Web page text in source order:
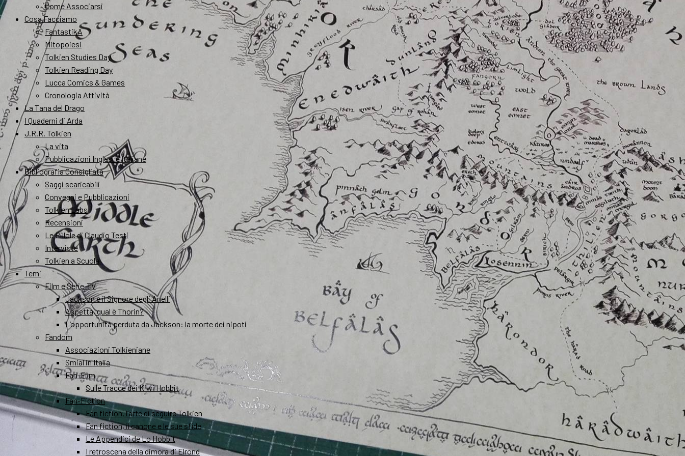
Come Associarsi
Cosa Facciamo
FantastikA
Mitopoiesi
Tolkien Studies Day
Tolkien Reading Day
Lucca Comics & Games
Cronologia Attività
La Tana del Drago
I Quaderni di Arda
J.R.R. Tolkien
La vita
Pubblicazioni Inglesi e Italiane
Bibliografia Consigliata
Saggi scaricabili
Convegni e Pubblicazioni
Tolkien Labs
Recensioni
Le Pillole di Claudio Testi
Interviste
Tolkien a Scuola
Temi
Film e Serie-TV
Jackson e il Signore degli Anelli
Aspetta, qual è Thorin?
L’opportunità perduta da Jackson: la morte dei nipoti
Fandom
Associazioni Tolkieniane
Smial in Italia
Fan-Film
Sulle Tracce dei Kiwi Hobbit
Fan-Fiction
Fan fiction, l’arte di seguire Tolkien
Fan fiction, il canone e le sue sfide
Le Appendici de Lo Hobbit
I retroscena della dimora di Elrond